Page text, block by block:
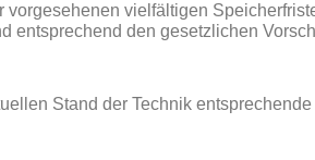
vielfältigen
den gesetzlichen
Stand der Technik